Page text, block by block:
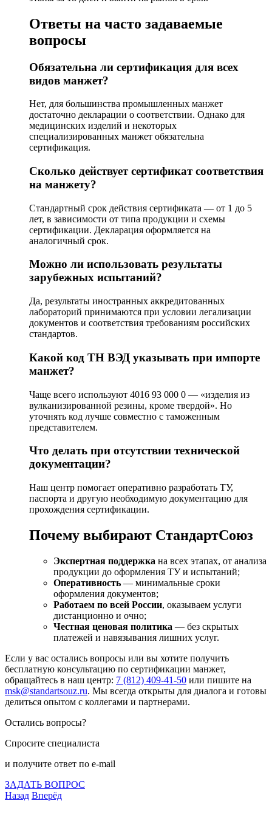
Ответы на часто задаваемые
вопросы
Обязательна ли сертификация для всех
видов манжет?
Нет, для большинства промышленных манжет
достаточно декларации о соответствии. Однако для
медицинских изделий и некоторых
специализированных манжет обязательна
сертификация.
Сколько действует сертификат соответствия
на манжету?
Стандартный срок действия сертификата — от 1 до 5
лет, в зависимости от типа продукции и схемы
сертификации. Декларация оформляется на
аналогичный срок.
Можно ли использовать результаты
зарубежных испытаний?
Да, результаты иностранных аккредитованных
лабораторий принимаются при условии легализации
документов и соответствия требованиям российских
стандартов.
Какой код ТН ВЭД указывать при импорте
манжет?
Чаще всего используют 4016 93 000 0 — «изделия из
вулканизированной резины, кроме твердой». Но
уточнять код лучше совместно с таможенным
представителем.
Что делать при отсутствии технической
документации?
Наш центр помогает оперативно разработать ТУ,
паспорта и другую необходимую документацию для
прохождения сертификации.
Почему выбирают СтандартСоюз
Экспертная поддержка на всех этапах, от анализа
продукции до оформления ТУ и испытаний;
Оперативность — минимальные сроки
оформления документов;
Работаем по всей России, оказываем услуги
дистанционно и очно;
Честная ценовая политика — без скрытых
платежей и навязывания лишних услуг.
Если у вас остались вопросы или вы хотите получить
бесплатную консультацию по сертификации манжет,
обращайтесь в наш центр: 7 (812) 409-41-50 или пишите на
msk@standartsouz.ru. Мы всегда открыты для диалога и готовы
делиться опытом с коллегами и партнерами.
Остались вопросы?
Спросите специалиста
и получите ответ по e-mail
ЗАДАТЬ ВОПРОС
Назад Вперёд